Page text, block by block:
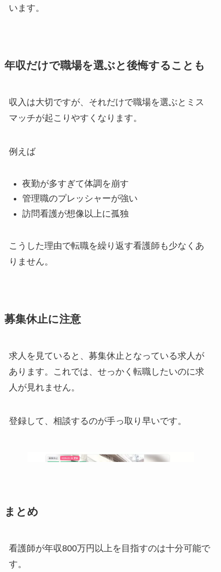
います。
年収だけで職場を選ぶと後悔することも
収入は大切ですが、それだけで職場を選ぶとミス
マッチが起こりやすくなります。
例えば
夜勤が多すぎて体調を崩す
管理職のプレッシャーが強い
訪問看護が想像以上に孤独
こうした理由で転職を繰り返す看護師も少なくあ
りません。
募集休止に注意
求人を見ていると、募集休止となっている求人が
あります。これでは、せっかく転職したいのに求
人が見れません。
登録して、相談するのが手っ取り早いです。
まとめ
看護師が年収800万円以上を目指すのは十分可能で
す。